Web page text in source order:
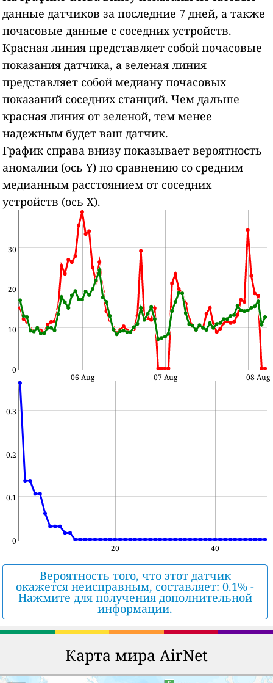
данные датчиков за последние 7 дней, а также
почасовые данные с соседних устройств.
Красная линия представляет собой почасовые
показания датчика, а зеленая линия
представляет собой медиану почасовых
показаний соседних станций. Чем дальше
красная линия от зеленой, тем менее
надежным будет ваш датчик.
График справа внизу показывает вероятность
аномалии (ось Y) по сравнению со средним
медианным расстоянием от соседних
устройств (ось X).
0
10
20
30
06 Aug 07 Aug 08 Aug
0
0.1
0.2
0.3
20 40
Вероятность того, что этот датчик
окажется неисправным, составляет: 0.1% -
Нажмите для получения дополнительной
информации.
Карта мира AirNet